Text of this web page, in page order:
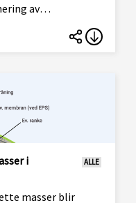
av
påføres det store
massene er viktig
viktig for å ivareta
til deponiet.
i
ALLE
masser blir